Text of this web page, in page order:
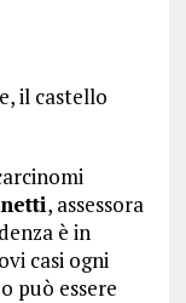
il castello
, assessora
è in
casi ogni
può essere